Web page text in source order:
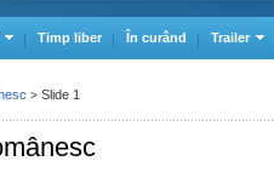
Timp liber În curând Trailer
> Slide 1